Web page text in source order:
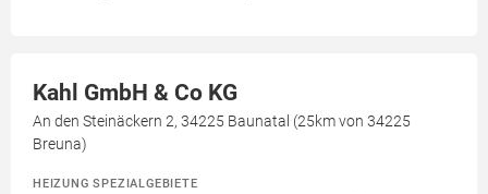
Kahl GmbH & Co KG
An den Steinäckern 2, 34225 Baunatal (25km von 34225
Breuna)
HEIZUNG SPEZIALGEBIETE